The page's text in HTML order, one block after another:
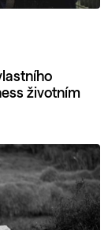
životním